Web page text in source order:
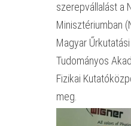
szerepvállalást a
Minisztériumban
Magyar
Tudományos
Fizikai
meg.